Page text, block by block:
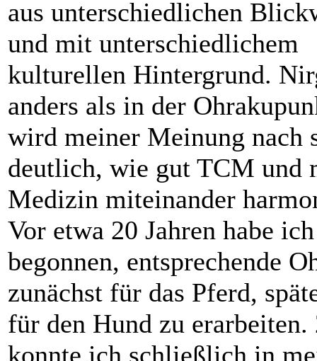
aus unterschiedlichen
und mit unterschiedlichem
kulturellen Hintergrund.
anders als in der
wird meiner Meinung nach
deutlich, wie gut TCM und
Medizin miteinander
Vor etwa 20 Jahren habe ich
begonnen, entsprechende
zunächst für das Pferd,
für den Hund zu erarbeiten.
konnte ich schließlich in